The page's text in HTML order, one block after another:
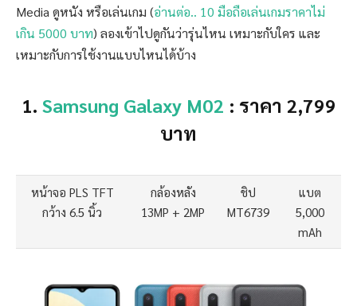
Media ดูหนัง หรือเล่นเกม (อ่านต่อ.. 10 มือถือเล่นเกมราคาไม่
เกิน 5000 บาท) ลองเข้าไปดูกันว่ารุ่นไหน เหมาะกับใคร และ
เหมาะกับการใช้งานแบบไหนได้บ้าง
1. Samsung Galaxy M02 : ราคา 2,799
บาท
หน้าจอ PLS TFT
กว้าง 6.5 นิ้ว
กล้องหลัง
13MP + 2MP
ชิป
MT6739
แบต
5,000
mAh